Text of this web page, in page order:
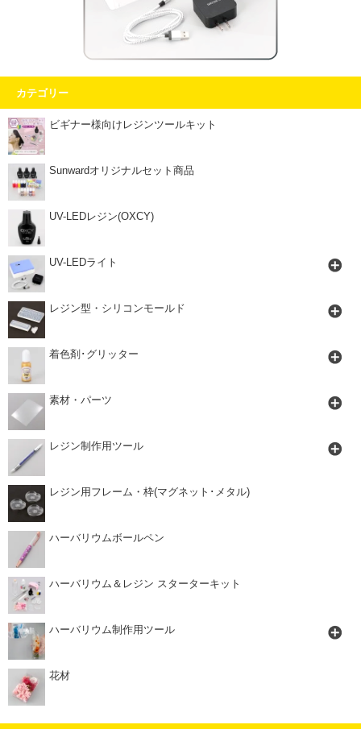
カテゴリー
ビギナー様向けレジンツールキット
Sunwardオリジナルセット商品
UV-LEDレジン(OXCY)
UV-LEDライト
レジン型・シリコンモールド
着色剤･グリッター
素材・パーツ
レジン制作用ツール
レジン用フレーム・枠(マグネット･メタル)
ハーバリウムボールペン
ハーバリウム＆レジン スターターキット
ハーバリウム制作用ツール
花材